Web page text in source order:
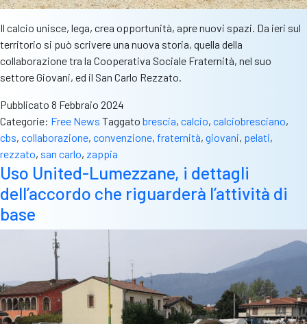
Il calcio unisce, lega, crea opportunità, apre nuovi spazi. Da ieri sul
territorio si può scrivere una nuova storia, quella della
collaborazione tra la Cooperativa Sociale Fraternità, nel suo
settore Giovani, ed il San Carlo Rezzato.
Pubblicato 8 Febbraio 2024
Categorie: Free News Taggato brescia, calcio, calciobresciano,
cbs, collaborazione, convenzione, fraternità, giovani, pelati,
rezzato, san carlo, zappia
Uso United-Lumezzane, i dettagli
dell’accordo che riguarderà l’attività di
base